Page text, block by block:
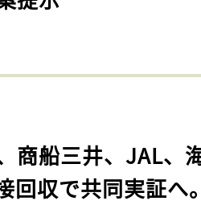
商船三井、JAL、
回収で共同実証へ